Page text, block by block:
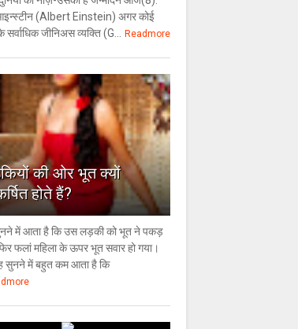
(Albert Einstein) अगर कोई
सर्वाधिक जीनिअस व्यक्ति (G...
Readmore
की ओर भूत क्‍यों
होते हैं?
में आता है कि उस लड़की को भूत ने पकड़
फलां महिला के ऊपर भूत सवार हो गया।
सुनने में बहुत कम आता है कि